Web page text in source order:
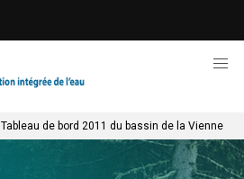
Tableau de bord 2011 du bassin de la Vienne